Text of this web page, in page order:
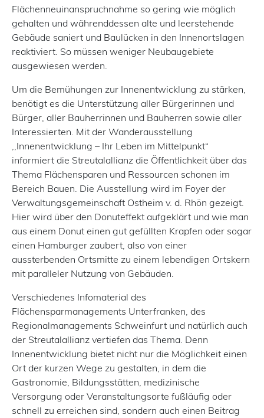
Flächenneuinanspruchnahme so gering wie möglich
gehalten und währenddessen alte und leerstehende
Gebäude saniert und Baulücken in den Innenortslagen
reaktiviert. So müssen weniger Neubaugebiete
ausgewiesen werden.
Um die Bemühungen zur Innenentwicklung zu stärken,
benötigt es die Unterstützung aller Bürgerinnen und
Bürger, aller Bauherrinnen und Bauherren sowie aller
Interessierten. Mit der Wanderausstellung
,,Innenentwicklung – Ihr Leben im Mittelpunkt“
informiert die Streutalallianz die Öffentlichkeit über das
Thema Flächensparen und Ressourcen schonen im
Bereich Bauen. Die Ausstellung wird im Foyer der
Verwaltungsgemeinschaft Ostheim v. d. Rhön gezeigt.
Hier wird über den Donuteffekt aufgeklärt und wie man
aus einem Donut einen gut gefüllten Krapfen oder sogar
einen Hamburger zaubert, also von einer
aussterbenden Ortsmitte zu einem lebendigen Ortskern
mit paralleler Nutzung von Gebäuden.
Verschiedenes Infomaterial des
Flächensparmanagements Unterfranken, des
Regionalmanagements Schweinfurt und natürlich auch
der Streutalallianz vertiefen das Thema. Denn
Innenentwicklung bietet nicht nur die Möglichkeit einen
Ort der kurzen Wege zu gestalten, in dem die
Gastronomie, Bildungsstätten, medizinische
Versorgung oder Veranstaltungsorte fußläufig oder
schnell zu erreichen sind, sondern auch einen Beitrag